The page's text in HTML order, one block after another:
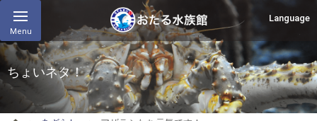
Menu
Language
ちょいネタ！